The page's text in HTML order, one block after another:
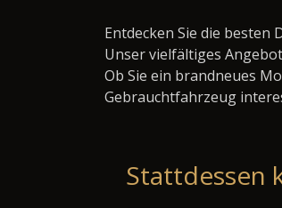
Entdecken Sie die besten
Unser vielfältiges
Ob Sie ein brandneues
Gebrauchtfahrzeug
Stattdessen